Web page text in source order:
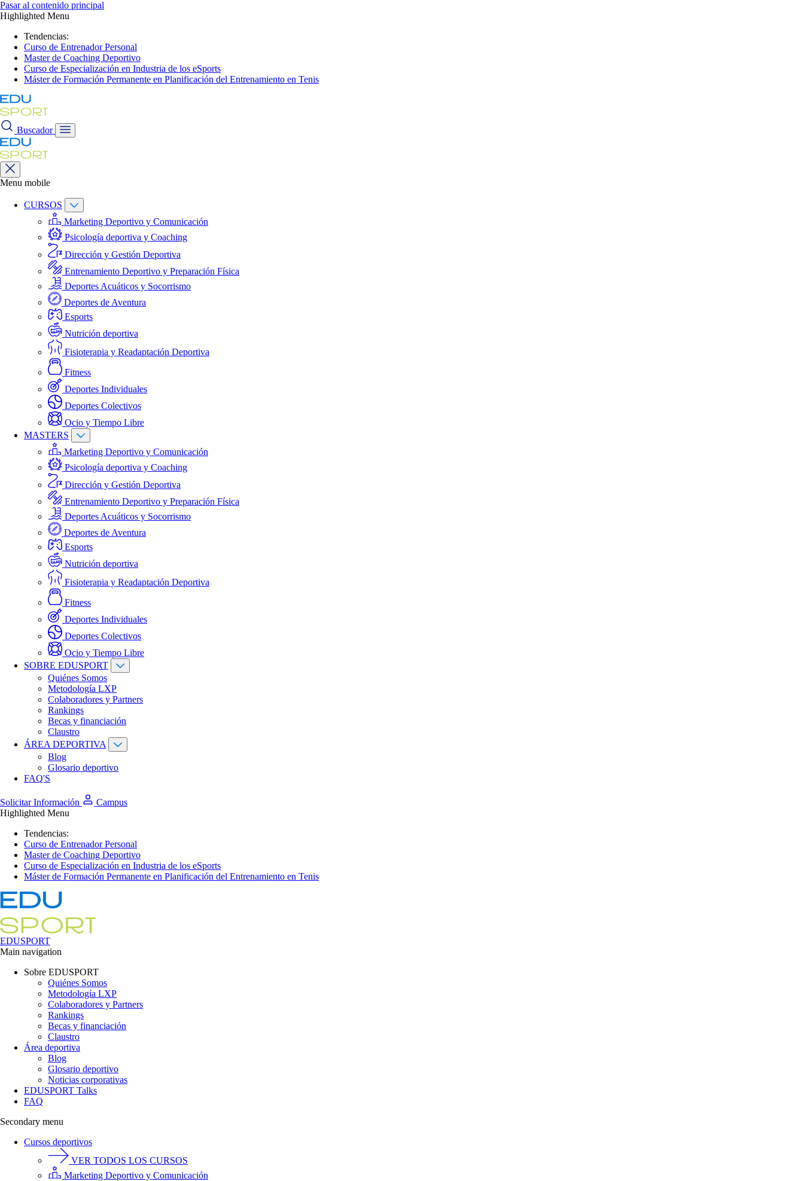
Pasar al contenido principal
Highlighted Menu
Tendencias:
Curso de Entrenador Personal
Master de Coaching Deportivo
Curso de Especialización en Industria de los eSports
Máster de Formación Permanente en Planificación del Entrenamiento en Tenis
Buscador
Menu mobile
CURSOS
Marketing Deportivo y Comunicación
Psicología deportiva y Coaching
Dirección y Gestión Deportiva
Entrenamiento Deportivo y Preparación Física
Deportes Acuáticos y Socorrismo
Deportes de Aventura
Esports
Nutrición deportiva
Fisioterapia y Readaptación Deportiva
Fitness
Deportes Individuales
Deportes Colectivos
Ocio y Tiempo Libre
MASTERS
Marketing Deportivo y Comunicación
Psicología deportiva y Coaching
Dirección y Gestión Deportiva
Entrenamiento Deportivo y Preparación Física
Deportes Acuáticos y Socorrismo
Deportes de Aventura
Esports
Nutrición deportiva
Fisioterapia y Readaptación Deportiva
Fitness
Deportes Individuales
Deportes Colectivos
Ocio y Tiempo Libre
SOBRE EDUSPORT
Quiénes Somos
Metodología LXP
Colaboradores y Partners
Rankings
Becas y financiación
Claustro
ÁREA DEPORTIVA
Blog
Glosario deportivo
FAQ'S
Solicitar Información
Campus
Highlighted Menu
Tendencias:
Curso de Entrenador Personal
Master de Coaching Deportivo
Curso de Especialización en Industria de los eSports
Máster de Formación Permanente en Planificación del Entrenamiento en Tenis
EDUSPORT
Main navigation
Sobre EDUSPORT
Quiénes Somos
Metodología LXP
Colaboradores y Partners
Rankings
Becas y financiación
Claustro
Área deportiva
Blog
Glosario deportivo
Noticias corporativas
EDUSPORT Talks
FAQ
Secondary menu
Cursos deportivos
VER TODOS LOS CURSOS
Marketing Deportivo y Comunicación